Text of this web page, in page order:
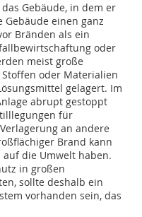
Gebäude, in dem er
einen ganz
Bränden als ein
oder
meist große
oder Materialien
gelagert. Im
abrupt gestoppt
für
an andere
Brand kann
die Umwelt haben.
in großen
sollte deshalb ein
vorhanden sein, das